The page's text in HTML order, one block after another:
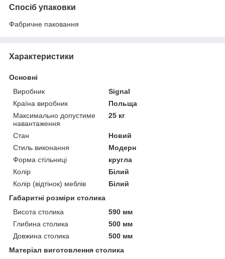
Спосіб упаковки
Фабричне паковання
Характеристики
Основні
Виробник
Signal
Країна виробник
Польща
Максимально допустиме
навантаження
25 кг
Стан
Новий
Стиль виконання
Модерн
Форма стільниці
кругла
Колір
Білий
Колір (відтінок) меблів
Білий
Габаритні розміри столика
Висота столика
590 мм
Глибина столика
500 мм
Довжина столика
500 мм
Матеріал виготовлення столика